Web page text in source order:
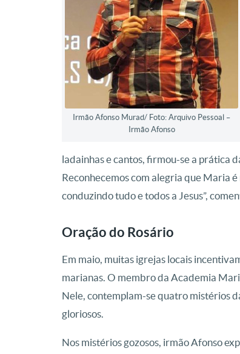
Irmão Afonso Murad/ Foto: Arquivo Pessoal –
Irmão Afonso
ladainhas e cantos, firmou-se a prática
Reconhecemos com alegria que Maria
conduzindo tudo e todos a Jesus”,
Oração do Rosário
Em maio, muitas igrejas locais
marianas. O membro da Academia
Nele, contemplam-se quatro mistérios
gloriosos.
Nos mistérios gozosos, irmão Afonso